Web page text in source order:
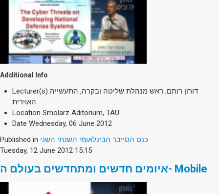
Additional Info
Lecturer(s) דורון רותם, ראש מנהלת שליטה ובקרה, התעשייה
האוירית
Location Smolarz Aditorium, TAU
Date Wednesday, 06 June 2012
Published in כנס הסייבר הבינלאומי השנתי השני
Tuesday, 12 June 2012 15:15
איומים חדשים ומתחדשים בעולם ה- Mobile